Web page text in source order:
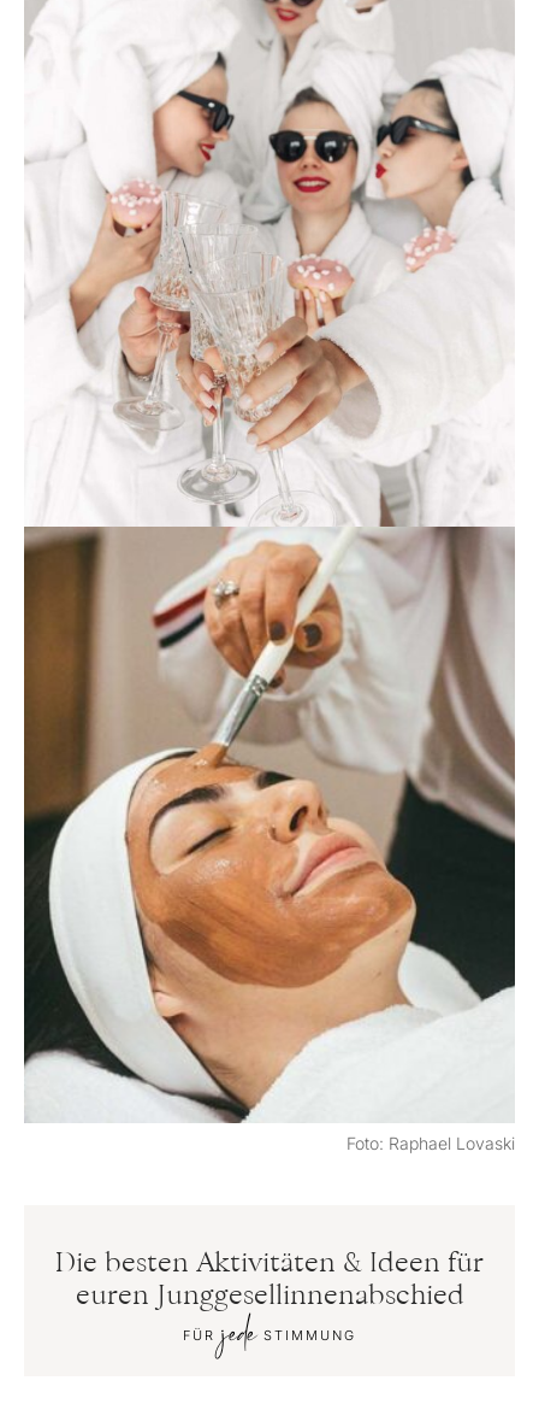
Foto: Raphael Lovaski
Die besten Aktivitäten & Ideen für
euren Junggesellinnenabschied
FÜR jede STIMMUNG